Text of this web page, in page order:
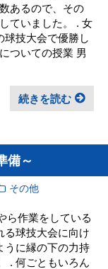
あるので、その
ていました。 . 女
球技大会で優勝し
ついての授業 男
続きを読む
備～
その他
ら作業をしている
る球技大会に向け
うに縁の下の力持
. 何ごともいろん